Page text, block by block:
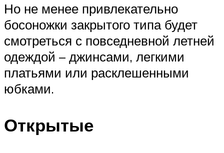
Но не менее привлекательно
босоножки закрытого типа будет
смотреться с повседневной летней
одеждой – джинсами, легкими
платьями или расклешенными
юбками.
Открытые